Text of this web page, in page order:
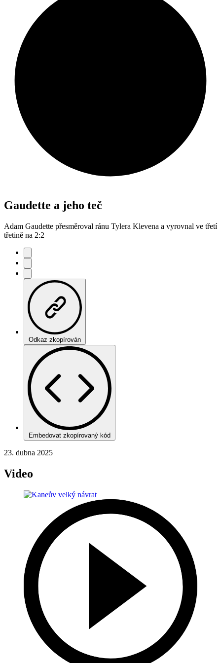
Gaudette a jeho teč
Adam Gaudette přesměroval ránu Tylera Klevena a vyrovnal ve třetí
třetině na 2:2
Odkaz zkopírován
Embedovat zkopírovaný kód
23. dubna 2025
Video